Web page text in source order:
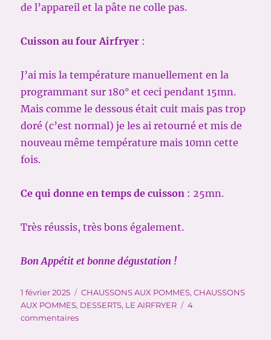
de l’appareil et la pâte ne colle pas.
Cuisson au four Airfryer :
J’ai mis la température manuellement en la
programmant sur 180° et ceci pendant 15mn.
Mais comme le dessous était cuit mais pas trop
doré (c’est normal) je les ai retourné et mis de
nouveau même température mais 10mn cette
fois.
Ce qui donne en temps de cuisson : 25mn.
Très réussis, très bons également.
Bon Appétit et bonne dégustation !
Publié
le
1 février 2025 Catégories
CHAUSSONS AUX POMMES,CHAUSSONS
AUX POMMES, DESSERTS, LE AIRFRYER
4
commentairessur